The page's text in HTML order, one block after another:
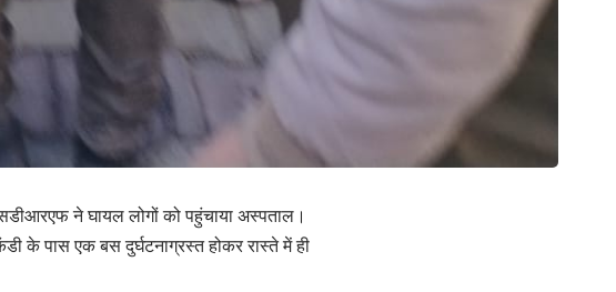
ने घायल लोगों को पहुंचाया अस्पताल।
के पास एक बस दुर्घटनाग्रस्त होकर रास्ते में ही